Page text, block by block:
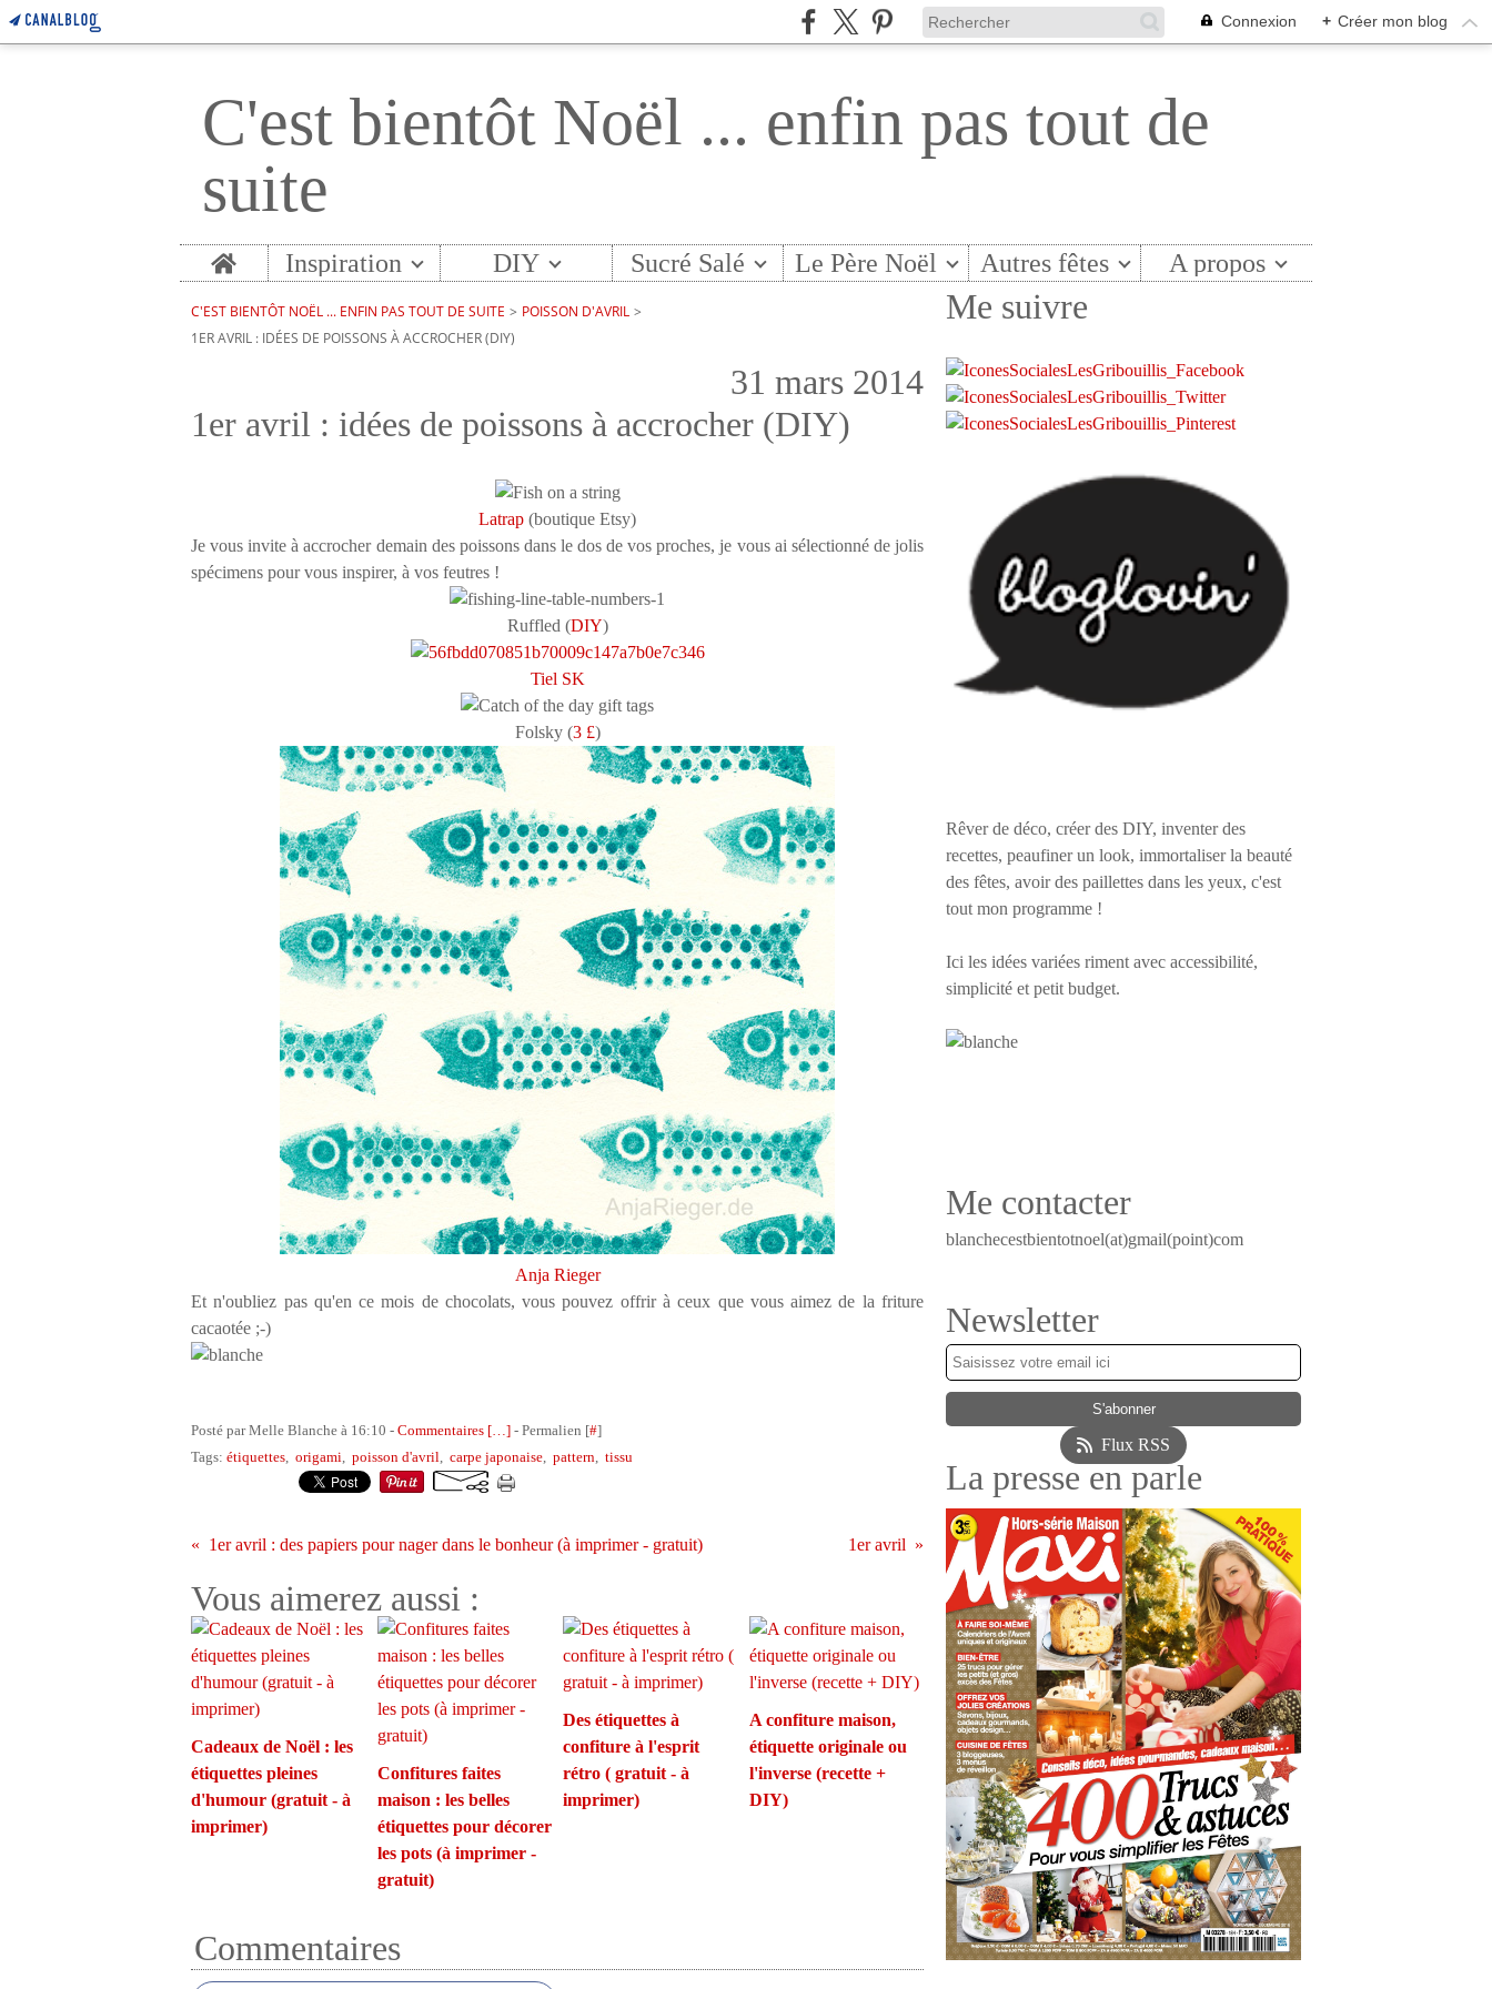
Connexion + Créer mon blog
C'est bientôt Noël ... enfin pas tout de
suite
Home Inspiration DIY Sucré Salé Le Père Noël Autres fêtes A propos
C'EST BIENTÔT NOËL ... ENFIN PAS TOUT DE SUITE > POISSON D'AVRIL >
1ER AVRIL : IDÉES DE POISSONS À ACCROCHER (DIY)
31 mars 2014
1er avril : idées de poissons à accrocher (DIY)
Latrap (boutique Etsy)
Je vous invite à accrocher demain des poissons dans le dos de vos proches, je vous ai sélectionné de jolis
spécimens pour vous inspirer, à vos feutres !
Ruffled (DIY)
Tiel SK
Folsky (3 £)
Anja Rieger
Et n'oubliez pas qu'en ce mois de chocolats, vous pouvez offrir à ceux que vous aimez de la friture
cacaotée ;-)
Posté par Melle Blanche à 16:10 - Commentaires […] - Permalien [#]
Tags: étiquettes, origami, poisson d'avril, carpe japonaise, pattern, tissu
1er avril : des papiers pour nager dans le bonheur (à imprimer - gratuit) 1er avril
Vous aimerez aussi :
Cadeaux de Noël : les
étiquettes pleines
d'humour (gratuit - à
imprimer)
Confitures faites
maison : les belles
étiquettes pour décorer
les pots (à imprimer -
gratuit)
Des étiquettes à
confiture à l'esprit
rétro ( gratuit - à
imprimer)
A confiture maison,
étiquette originale ou
l'inverse (recette +
DIY)
Commentaires
Me suivre
Rêver de déco, créer des DIY, inventer des
recettes, peaufiner un look, immortaliser la beauté
des fêtes, avoir des paillettes dans les yeux, c'est
tout mon programme !
Ici les idées variées riment avec accessibilité,
simplicité et petit budget.
Me contacter
blanchecestbientotnoel(at)gmail(point)com
Newsletter
Flux RSS
La presse en parle